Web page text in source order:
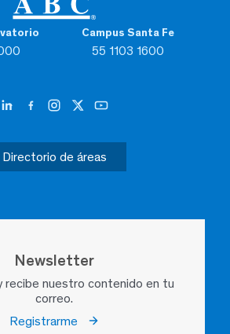
Campus Santa Fe
55 1103 1600
Directorio de áreas
Newsletter
recibe nuestro contenido en tu
correo.
Registrarme